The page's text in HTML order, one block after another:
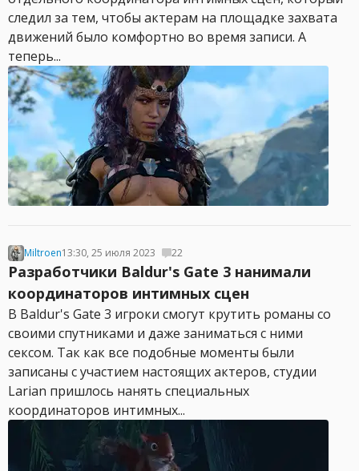
следил за тем, чтобы актерам на площадке захвата
движений было комфортно во время записи. А
теперь...
Miltroen13:30, 25 июля 2023 22
Разработчики Baldur's Gate 3 нанимали
координаторов интимных сцен
В Baldur's Gate 3 игроки смогут крутить романы со
своими спутниками и даже заниматься с ними
сексом. Так как все подобные моменты были
записаны с участием настоящих актеров, студии
Larian пришлось нанять специальных
координаторов интимных...